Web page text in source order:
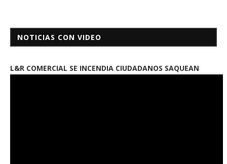
NOTICIAS CON VIDEO
L&R COMERCIAL SE INCENDIA CIUDADANOS SAQUEAN